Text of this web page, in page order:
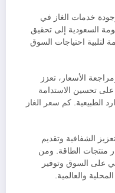
خدمات الغاز في
السعودية إلى تحقيق
لتلبية احتياجات السوق
الأسعار، تعزز
تحسين الاستدامة
الطبيعية. كم سعر الغاز
الشفافية وتقديم
منتجات الطاقة. ومن
على السوق وتوفير
والعالمية.